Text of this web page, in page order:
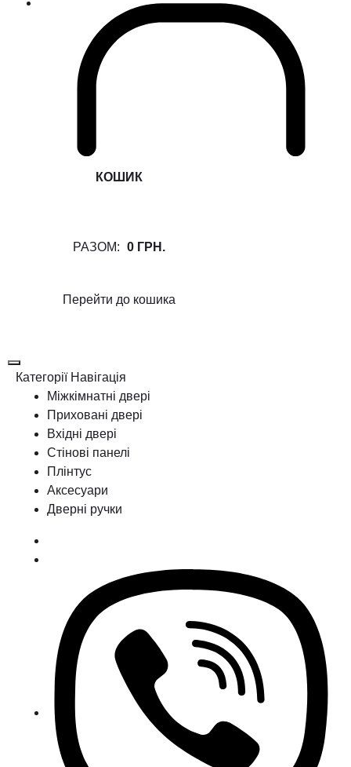
КОШИК
РАЗОМ: 0 ГРН.
Перейти до кошика
Категорії Навігація
Міжкімнатні двері
Приховані двері
Вхідні двері
Стінові панелі
Плінтус
Аксесуари
Дверні ручки